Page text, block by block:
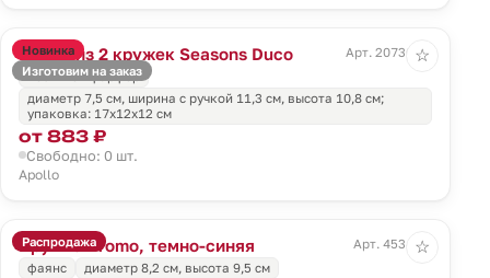
Новинка
Изготовим на заказ
Набор из 2 кружек Seasons Duco
Арт. 20736.00
костяной фарфор
диаметр 7,5 см, ширина с ручкой 11,3 см, высота 10,8 см;
упаковка: 17х12х12 см
от 883 ₽
Свободно: 0 шт.
Apollo
☆
Распродажа
Кружка Promo, темно-синяя
Арт. 4534.40
фаянс
диаметр 8,2 см, высота 9,5 см
☆